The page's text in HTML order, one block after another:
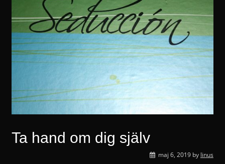
Ta hand om dig själv
maj 6, 2019by linus